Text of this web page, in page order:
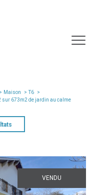
Maison
T6
VENDU